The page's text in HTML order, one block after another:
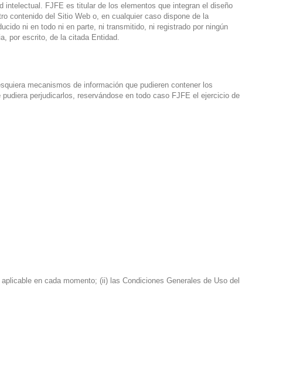
FJFE es titular de los elementos que integran el diseño
contenido del Sitio Web o, en cualquier caso dispone de la
ni en todo ni en parte, ni transmitido, ni registrado por ningún
por escrito, de la citada Entidad.
mecanismos de información que pudieren contener los
perjudicarlos, reservándose en todo caso FJFE el ejercicio de
en cada momento; (ii) las Condiciones Generales de Uso del